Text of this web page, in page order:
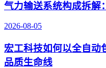
气力输送系统构成拆解
2026-08-05
宏工科技如何以全自动
品质生命线